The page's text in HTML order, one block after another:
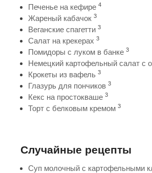
Печенье на кефире 4
Жареный кабачок 3
Веганские спагетти 3
Салат на крекерах 3
Помидоры с луком в банке 3
Немецкий картофельный салат с
Крокеты из вафель 3
Глазурь для пончиков 3
Кекс на простокваше 3
Торт с белковым кремом 3
Случайные рецепты
Суп молочный с картофельными